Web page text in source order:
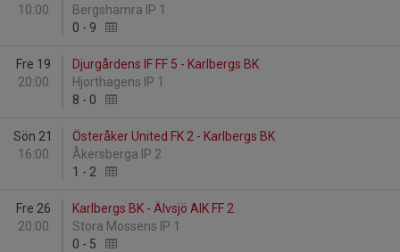
10:00
Bergshamra IP 1
0 - 9
Fre 19
20:00
Djurgårdens IF FF 5 - Karlbergs BK
Hjorthagens IP 1
8 - 0
Sön 21
16:00
Österåker United FK 2 - Karlbergs BK
Åkersberga IP 2
1 - 2
Fre 26
20:00
Karlbergs BK - Älvsjö AIK FF 2
Stora Mossens IP 1
0 - 5